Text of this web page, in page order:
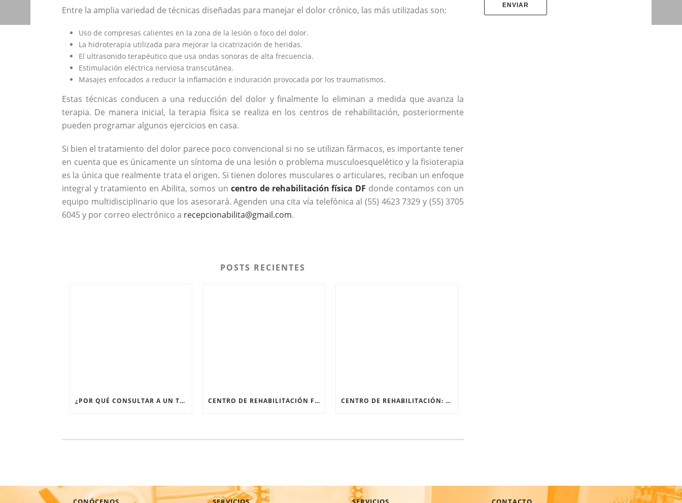
Entre la amplia variedad de técnicas diseñadas para manejar el dolor crónico, las más utilizadas son:
Uso de compresas calientes en la zona de la lesión o foco del dolor.
La hidroterapia utilizada para mejorar la cicatrización de heridas.
El ultrasonido terapéutico que usa ondas sonoras de alta frecuencia.
Estimulación eléctrica nerviosa transcutánea.
Masajes enfocados a reducir la inflamación e induración provocada por los traumatismos.
Estas técnicas conducen a una reducción del dolor y finalmente lo eliminan a medida que avanza la
terapia. De manera inicial, la terapia física se realiza en los centros de rehabilitación, posteriormente
pueden programar algunos ejercicios en casa.
Si bien el tratamiento del dolor parece poco convencional si no se utilizan fármacos, es importante tener
en cuenta que es únicamente un síntoma de una lesión o problema musculoesquelético y la fisioterapia
es la única que realmente trata el origen. Si tienen dolores musculares o articulares, reciban un enfoque
integral y tratamiento en Abilita, somos un centro de rehabilitación física DF donde contamos con un
equipo multidisciplinario que los asesorará. Agenden una cita vía telefónica al (55) 4623 7329 y (55) 3705
6045 y por correo electrónico a recepcionabilita@gmail.com.
POSTS RECIENTES
¿POR QUÉ CONSULTAR A UN TRAUMATÓLOGO EN CDMX CUANDO TENGO DOLOR ARTICULAR PERSISTENTE? CENTRO DE REHABILITACIÓN FÍSICA: RECUPERARSE DESPUÉS DE UNA FRACTURA CENTRO DE REHABILITACIÓN: ¿QUÉ PASA EN SU PRIMERA SESIÓN?